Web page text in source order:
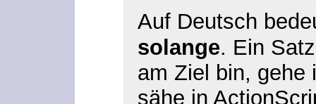
Auf Deutsch
solange. Ein
am Ziel bin, gehe
sähe in